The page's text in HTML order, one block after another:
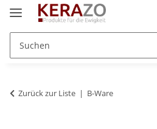
Zurück zur Liste B-Ware